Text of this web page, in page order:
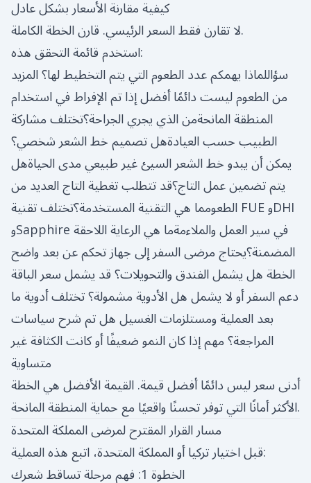
كيفية مقارنة الأسعار بشكل عادل
لا تقارن فقط السعر الرئيسي. قارن الخطة الكاملة.
استخدم قائمة التحقق هذه:
سؤاللماذا يهمكم عدد الطعوم التي يتم التخطيط لها؟ المزيد
من الطعوم ليست دائمًا أفضل إذا تم الإفراط في استخدام
المنطقة المانحةمن الذي يجري الجراحة؟تختلف مشاركة
الطبيب حسب العيادةهل تصميم خط الشعر شخصي؟
يمكن أن يبدو خط الشعر السيئ غير طبيعي مدى الحياةهل
يتم تضمين عمل التاج؟قد تتطلب تغطية التاج العديد من
الطعومما هي التقنية المستخدمة؟تختلف تقنية FUE وDHI
وSapphire في سير العمل والملاءمةما هي الرعاية اللاحقة
المضمنة؟يحتاج مرضى السفر إلى جهاز تحكم عن بعد واضح
الخطة هل يشمل الفندق والتحويلات؟ قد يشمل سعر الباقة
دعم السفر أو لا يشمل هل الأدوية مشمولة؟ تختلف أدوية ما
بعد العملية ومستلزمات الغسيل هل تم شرح سياسات
المراجعة؟ مهم إذا كان النمو ضعيفًا أو كانت الكثافة غير
متساوية
أدنى سعر ليس دائمًا أفضل قيمة. القيمة الأفضل هي الخطة
الأكثر أمانًا التي توفر تحسنًا واقعيًا مع حماية المنطقة المانحة.
مسار القرار المقترح لمرضى المملكة المتحدة
قبل اختيار تركيا أو المملكة المتحدة، اتبع هذه العملية:
الخطوة 1: فهم مرحلة تساقط شعرك